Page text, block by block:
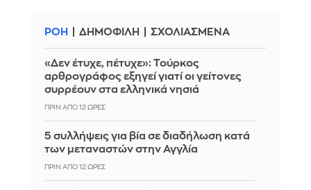
ΡΟΗ ΔΗΜΟΦΙΛΗ ΣΧΟΛΙΑΣΜΕΝΑ
«Δεν έτυχε, πέτυχε»: Τούρκος
αρθρογράφος εξηγεί γιατί οι γείτονες
συρρέουν στα ελληνικά νησιά
ΠΡΙΝ ΑΠΌ 12 ΏΡΕΣ
5 συλλήψεις για βία σε διαδήλωση κατά
των μεταναστών στην Αγγλία
ΠΡΙΝ ΑΠΌ 12 ΏΡΕΣ